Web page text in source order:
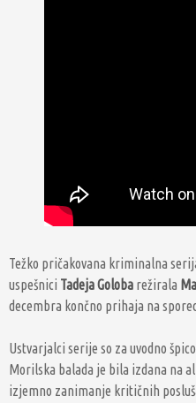
Težko pričakovana kriminalna
uspešnici Tadeja Goloba režirala
decembra končno prihaja na
Ustvarjalci serije so za uvodno
Morilska balada je bila izdana na
izjemno zanimanje kritičnih